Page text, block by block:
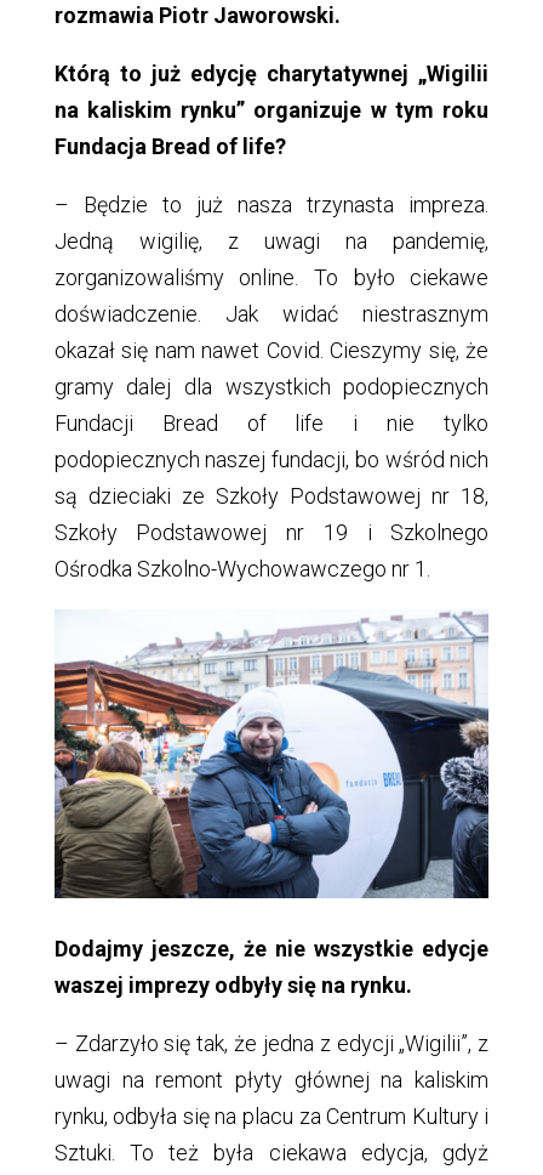
rozmawia Piotr Jaworowski.
Którą to już edycję charytatywnej „Wigilii
na kaliskim rynku” organizuje w tym roku
Fundacja Bread of life?
– Będzie to już nasza trzynasta impreza.
Jedną wigilię, z uwagi na pandemię,
zorganizowaliśmy online. To było ciekawe
doświadczenie. Jak widać niestrasznym
okazał się nam nawet Covid. Cieszymy się, że
gramy dalej dla wszystkich podopiecznych
Fundacji Bread of life i nie tylko
podopiecznych naszej fundacji, bo wśród nich
są dzieciaki ze Szkoły Podstawowej nr 18,
Szkoły Podstawowej nr 19 i Szkolnego
Ośrodka Szkolno-Wychowawczego nr 1.
Dodajmy jeszcze, że nie wszystkie edycje
waszej imprezy odbyły się na rynku.
– Zdarzyło się tak, że jedna z edycji „Wigilii”, z
uwagi na remont płyty głównej na kaliskim
rynku, odbyła się na placu za Centrum Kultury i
Sztuki. To też była ciekawa edycja, gdyż